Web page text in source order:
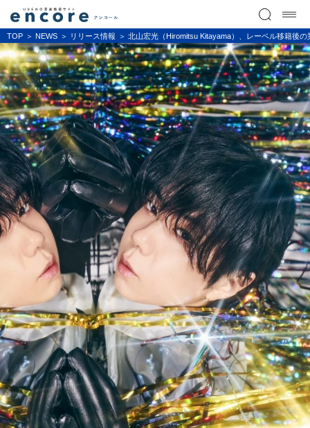
TOP NEWS リリース情報 北山宏光（Hiromitsu Kitayama）、レーベル移籍後